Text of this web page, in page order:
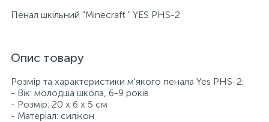
Пенал шкільний "Minecraft " YES PHS-2
Опис товару
Розмір та характеристики м'якого пенала Yes PHS-2:
- Вік: молодша школа, 6-9 років
- Розмір: 20 х 6 х 5 см
- Матеріал: силікон